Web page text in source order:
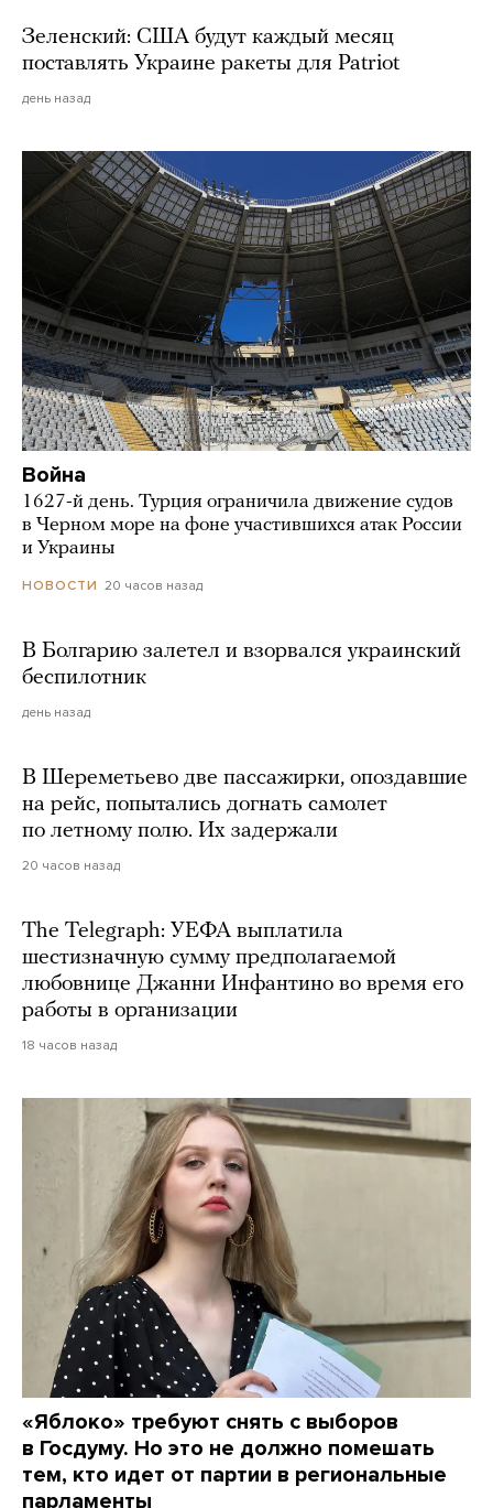
Зеленский: США будут каждый месяц
поставлять Украине ракеты для Patriot
день назад
Война
1627-й день. Турция ограничила движение судов
в Черном море на фоне участившихся атак России
и Украины
НОВОСТИ 20 часов назад
В Болгарию залетел и взорвался украинский
беспилотник
день назад
В Шереметьево две пассажирки, опоздавшие
на рейс, попытались догнать самолет
по летному полю. Их задержали
20 часов назад
The Telegraph: УЕФА выплатила
шестизначную сумму предполагаемой
любовнице Джанни Инфантино во время его
работы в организации
18 часов назад
«Яблоко» требуют снять с выборов
в Госдуму. Но это не должно помешать
тем, кто идет от партии в региональные
парламенты